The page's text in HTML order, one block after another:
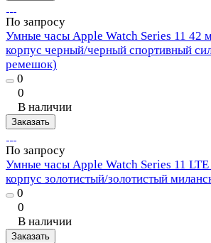
По запросу
Умные часы Apple Watch Series 11 42
корпус черный/черный спортивный
ремешок)
0
0
В наличии
Заказать
По запросу
Умные часы Apple Watch Series 11
корпус золотистый/золотистый
0
0
В наличии
Заказать